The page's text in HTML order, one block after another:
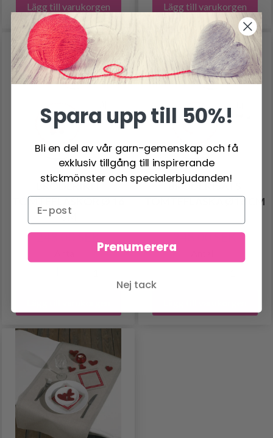
Lägg till varukorgen Lägg till varukorgen
BRODERIKIT
TOMTEFLASKOR Ø 16
CM
248.00 SEK
BRODERISATS
TOMTEFLASKA Ø16 CM
248.00 SEK
Spara upp till 50%!
Bli en del av vår garn-gemenskap och få
exklusiv tillgång till inspirerande
stickmönster och specialerbjudanden!
Prenumerera
Nej tack